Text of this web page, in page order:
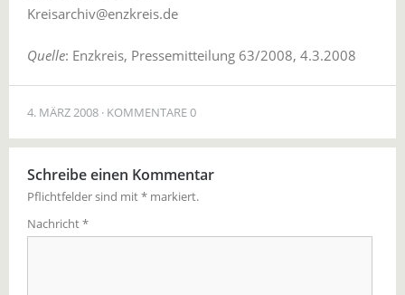
Kreisarchiv@enzkreis.de
Quelle: Enzkreis, Pressemitteilung 63/2008, 4.3.2008
4. MÄRZ 2008 KOMMENTARE 0
Schreibe einen Kommentar
Pflichtfelder sind mit* markiert.
Nachricht*